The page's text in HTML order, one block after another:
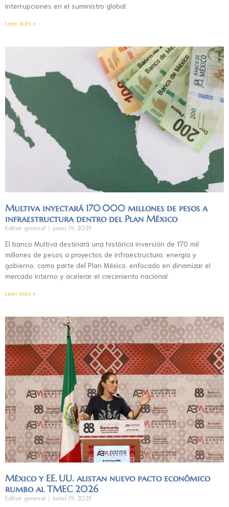
interrupciones en el suministro global.
Leer más »
Multiva inyectará 170 000 millones de pesos a
infraestructura dentro del Plan México
Editor general junio 19, 2025
El banco Multiva destinará una histórica inversión de 170 mil
millones de pesos a proyectos de infraestructura, energía y
gobierno, como parte del Plan México, enfocado en dinamizar el
mercado interno y acelerar el crecimiento nacional.
Leer más »
México y EE. UU. alistan nuevo pacto económico
rumbo al TMEC 2026
Editor general junio 19, 2025